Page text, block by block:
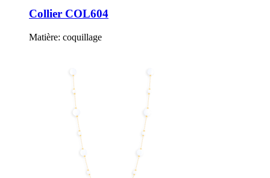
Collier COL604
Matière: coquillage